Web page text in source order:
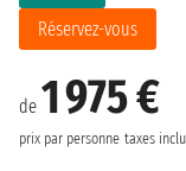
de 1 975 €
prix par personne taxes
Réservez-vous